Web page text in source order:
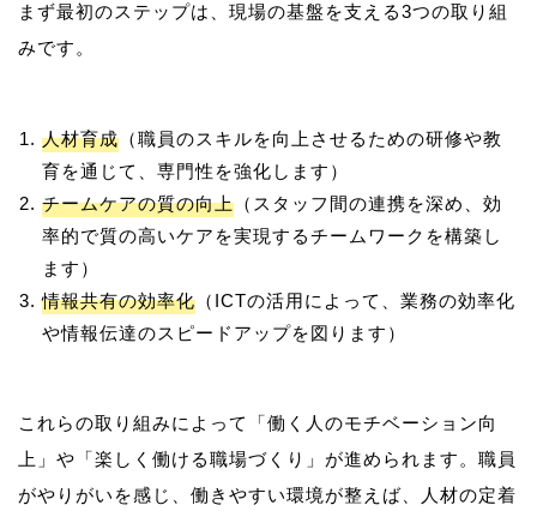
まず最初のステップは、現場の基盤を支える3つの取り組
人材育成 （職員のスキルを向上させるための研修や教
育を通じて、専門性を強化します）
チームケアの質の向上 （スタッフ間の連携を深め、効
率的で質の高いケアを実現するチームワークを構築し
ます）
情報共有の効率化 （ICTの活用によって、業務の効率化
や情報伝達のスピードアップを図ります）
これらの取り組みによって「働く人のモチベーション向
上」や「楽しく働ける職場づくり」が進められます。職員
がやりがいを感じ、働きやすい環境が整えば、人材の定着